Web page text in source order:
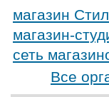
магазин
магазин-
сеть
Все